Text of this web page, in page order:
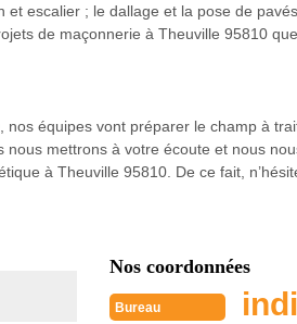
escalier ; le dallage et la pose de
de maçonnerie à Theuville 95810
équipes vont préparer le champ à
mettrons à votre écoute et nous
à Theuville 95810. De ce fait,
Nos coordonnées
Bureau